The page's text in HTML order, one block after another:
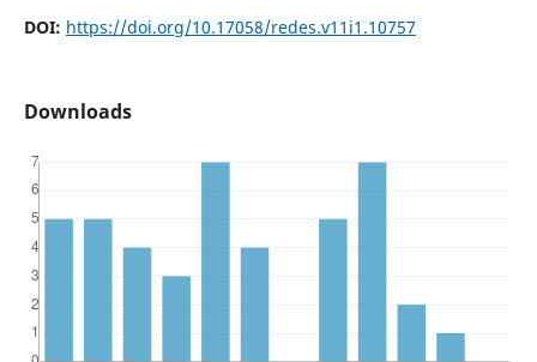
DOI: https://doi.org/10.17058/redes.v11i1.10757
Downloads